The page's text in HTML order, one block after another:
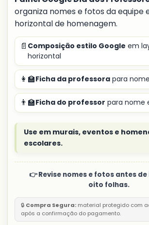
organiza nomes e fotos da equipe
horizontal de homenagem.
📄 Composição estilo Google em
horizontal
👩‍🏫Ficha da professora para
👨‍🏫Ficha do professor para nome
Use em murais, eventos e
escolares.
👉 Revise nomes e fotos antes
oito folhas.
🔒 Compra Segura: material protegido com
após a confirmação do pagamento.